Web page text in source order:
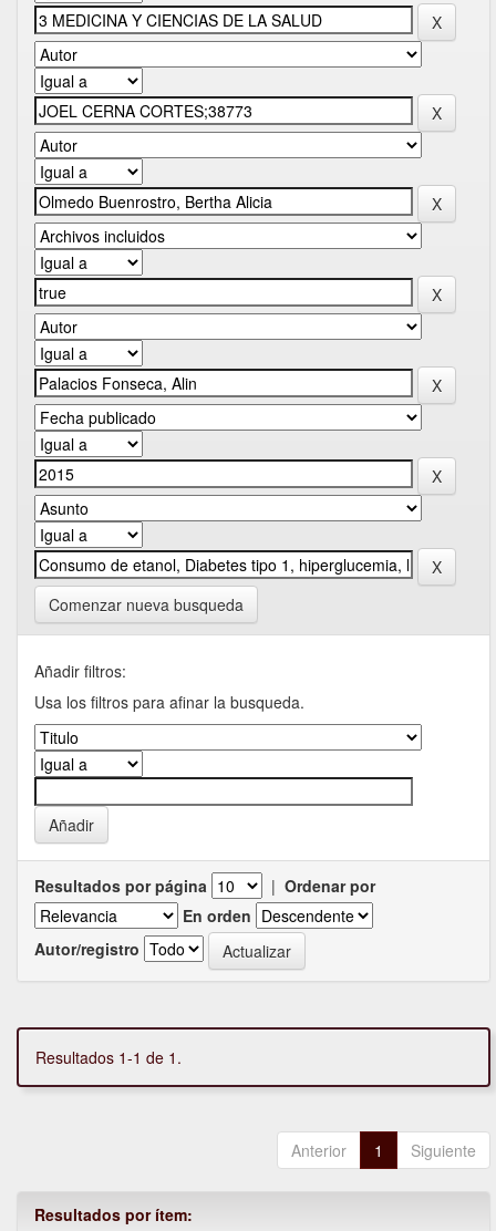
Comenzar nueva busqueda
Añadir filtros:
Usa los filtros para afinar la busqueda.
Resultados por página | Ordenar por
En orden
Autor/registro
Resultados 1-1 de 1.
Anterior 1 Siguiente
Resultados por ítem: